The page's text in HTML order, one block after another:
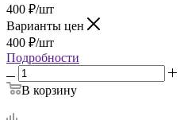
400 ₽/шт
Варианты цен
400 ₽/шт
Подробности
В корзину